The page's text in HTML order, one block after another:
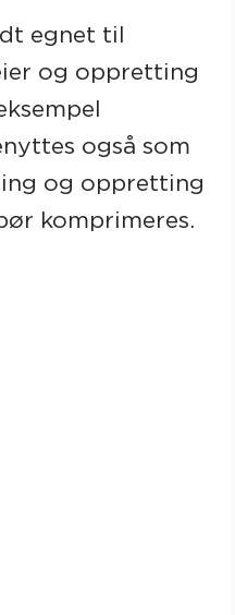
egnet til
og oppretting
også som
og oppretting
komprimeres.